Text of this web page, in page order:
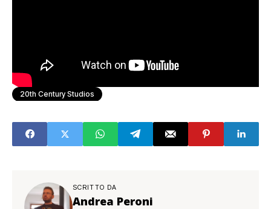
20th Century Studios
SCRITTO DA
Andrea Peroni